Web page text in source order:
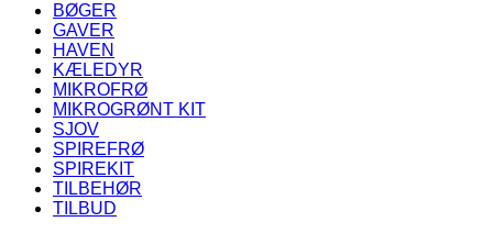
BØGER
GAVER
HAVEN
KÆLEDYR
MIKROFRØ
MIKROGRØNT KIT
SJOV
SPIREFRØ
SPIREKIT
TILBEHØR
TILBUD